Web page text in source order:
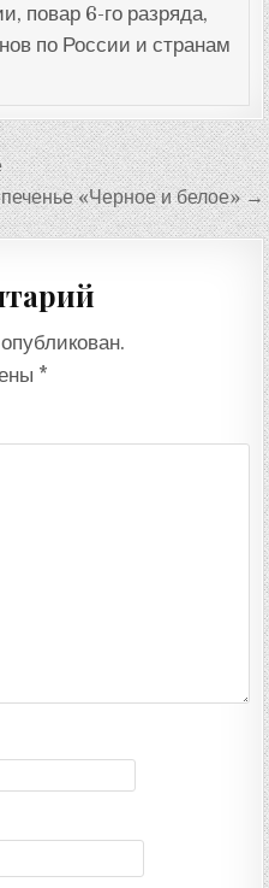
повар 6-го разряда,
по России и странам
«Черное и белое» →
*